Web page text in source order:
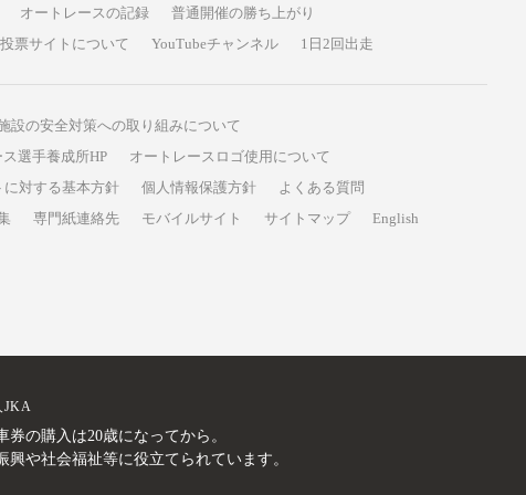
オートレースの記録
普通開催の勝ち上がり
票サイトについて YouTubeチャンネル 1日2回出走
設の安全対策への取り組みについて
選手養成所HP
オートレースロゴ使用について
に対する基本方針 個人情報保護方針
よくある質問
専門紙連絡先 モバイルサイト サイトマップ English
JKA
券の購入は20歳になってから。
興や社会福祉等に役立てられています。